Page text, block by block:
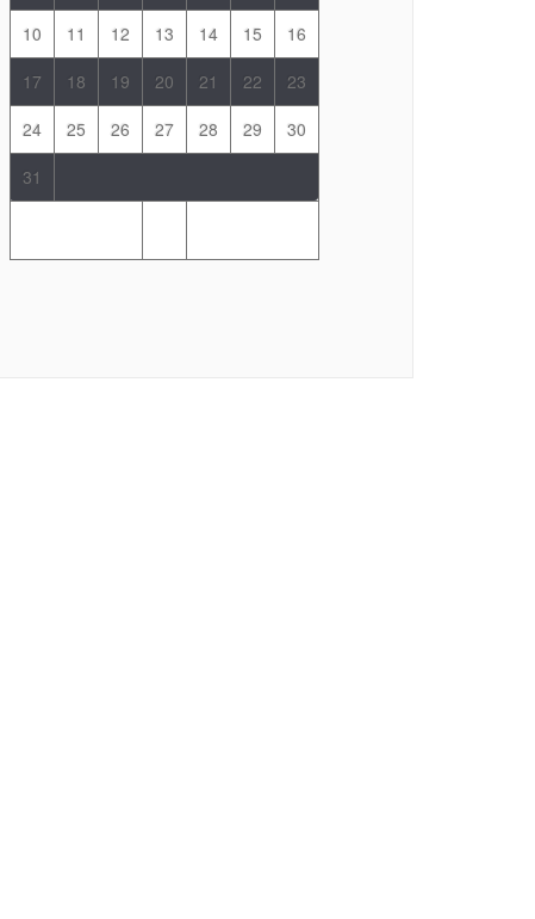
10
11 12 13 14 15
16
17
18 19 20 21 22
23
24
25 26 27 28 29
30
31